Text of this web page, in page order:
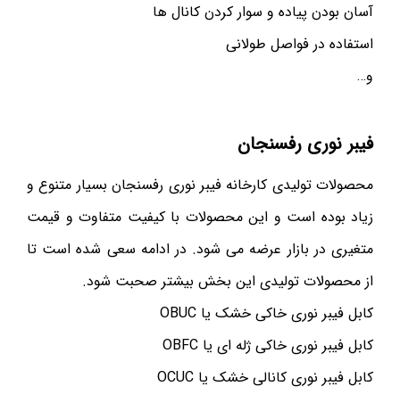
آسان بودن پیاده و سوار کردن کانال ها
استفاده در فواصل طولانی
و…
فیبر نوری رفسنجان
محصولات تولیدی کارخانه فیبر نوری رفسنجان بسیار متنوع و
زیاد بوده است و این محصولات با کیفیت متفاوت و قیمت
متغیری در بازار عرضه می شود. در ادامه سعی شده است تا
از محصولات تولیدی این بخش بیشتر صحبت شود.
کابل فیبر نوری خاکی خشک یا OBUC
کابل فیبر نوری خاکی ژله ای یا OBFC
کابل فیبر نوری کانالی خشک یا OCUC